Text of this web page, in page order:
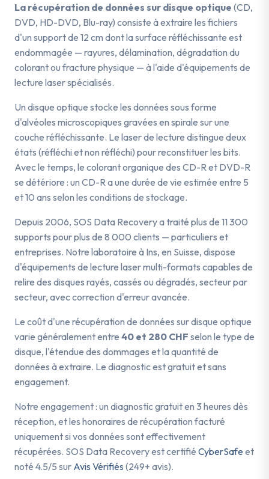
La récupération de données sur disque optique (CD,
DVD, HD-DVD, Blu-ray) consiste à extraire les fichiers
d'un support de 12 cm dont la surface réfléchissante est
endommagée — rayures, délamination, dégradation du
colorant ou fracture physique — à l'aide d'équipements de
lecture laser spécialisés.
Un disque optique stocke les données sous forme
d'alvéoles microscopiques gravées en spirale sur une
couche réfléchissante. Le laser de lecture distingue deux
états (réfléchi et non réfléchi) pour reconstituer les bits.
Avec le temps, le colorant organique des CD-R et DVD-R
se détériore : un CD-R a une durée de vie estimée entre 5
et 10 ans selon les conditions de stockage.
Depuis 2006, SOS Data Recovery a traité plus de 11 300
supports pour plus de 8 000 clients — particuliers et
entreprises. Notre laboratoire à Ins, en Suisse, dispose
d'équipements de lecture laser multi-formats capables de
relire des disques rayés, cassés ou dégradés, secteur par
secteur, avec correction d'erreur avancée.
Le coût d'une récupération de données sur disque optique
varie généralement entre 40 et 280 CHF selon le type de
disque, l'étendue des dommages et la quantité de
données à extraire. Le diagnostic est gratuit et sans
engagement.
Notre engagement : un diagnostic gratuit en 3 heures dès
réception, et les honoraires de récupération facturé
uniquement si vos données sont effectivement
récupérées. SOS Data Recovery est certifié CyberSafe et
noté 4.5/5 sur Avis Vérifiés (249+ avis).